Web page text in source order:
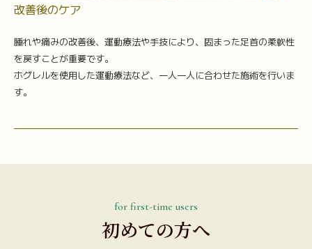
改善後のケア
腫れや痛みの改善後、運動療法や手技により、固まった足首の柔軟性
を戻すことが重要です。
ホグレルを使用した運動療法など、一人一人に合わせた施術を行いま
す。
for first-time users
初めての方へ